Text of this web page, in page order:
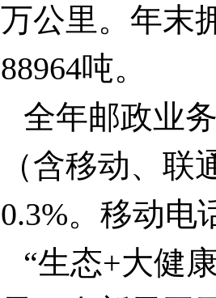
万公里。年末
88964吨。
全年邮政业
（含移动、
0.3%。移动电
“生态+大健